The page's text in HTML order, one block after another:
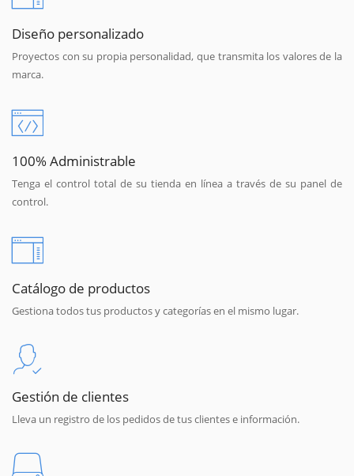
Diseño personalizado
Proyectos con su propia personalidad, que transmita los valores de la
marca.
100% Administrable
Tenga el control total de su tienda en línea a través de su panel de
control.
Catálogo de productos
Gestiona todos tus productos y categorías en el mismo lugar.
Gestión de clientes
Lleva un registro de los pedidos de tus clientes e información.